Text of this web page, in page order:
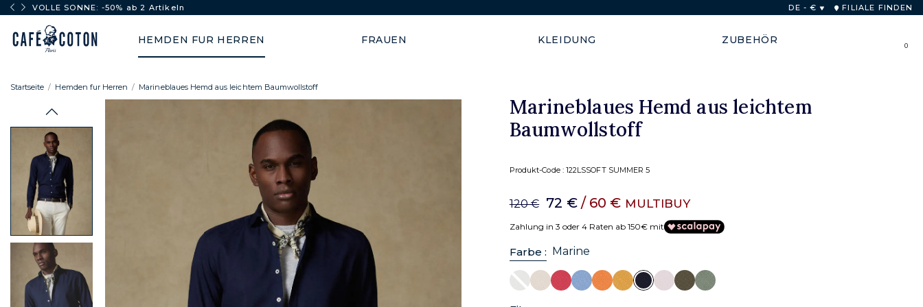
VOLLE SONNE: -50% ab 2 Artikeln DE - € FILIALE FINDEN
HEMDEN FUR HERREN FRAUEN KLEIDUNG ZUBEHÖR 0
Startseite Hemden fur Herren Marineblaues Hemd aus leichtem Baumwollstoff
Marineblaues Hemd aus leichtem
Baumwollstoff
Produkt-Code : 122LSSOFT SUMMER 5
120 € 72 €/ 60 € MULTIBUY
Zahlung in 3 oder 4 Raten ab 150€ mit
Farbe : Marine